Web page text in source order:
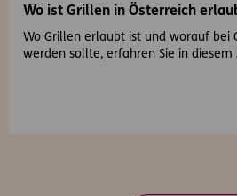
Wo ist Grillen in Österreich
Wo Grillen erlaubt ist und worauf bei
werden sollte, erfahren Sie in diesem